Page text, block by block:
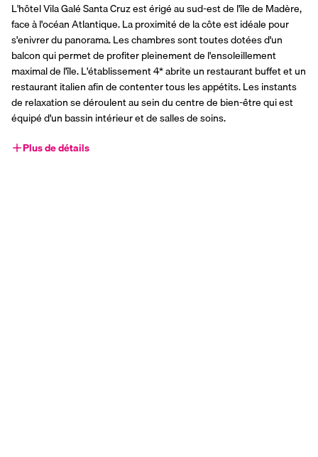
L'hôtel Vila Galé Santa Cruz est érigé au sud-est de l'île de Madère,
face à l'océan Atlantique. La proximité de la côte est idéale pour
s'enivrer du panorama. Les chambres sont toutes dotées d'un
balcon qui permet de profiter pleinement de l'ensoleillement
maximal de l'île. L'établissement 4* abrite un restaurant buffet et un
restaurant italien afin de contenter tous les appétits. Les instants
de relaxation se déroulent au sein du centre de bien-être qui est
équipé d'un bassin intérieur et de salles de soins.
Plus de détails